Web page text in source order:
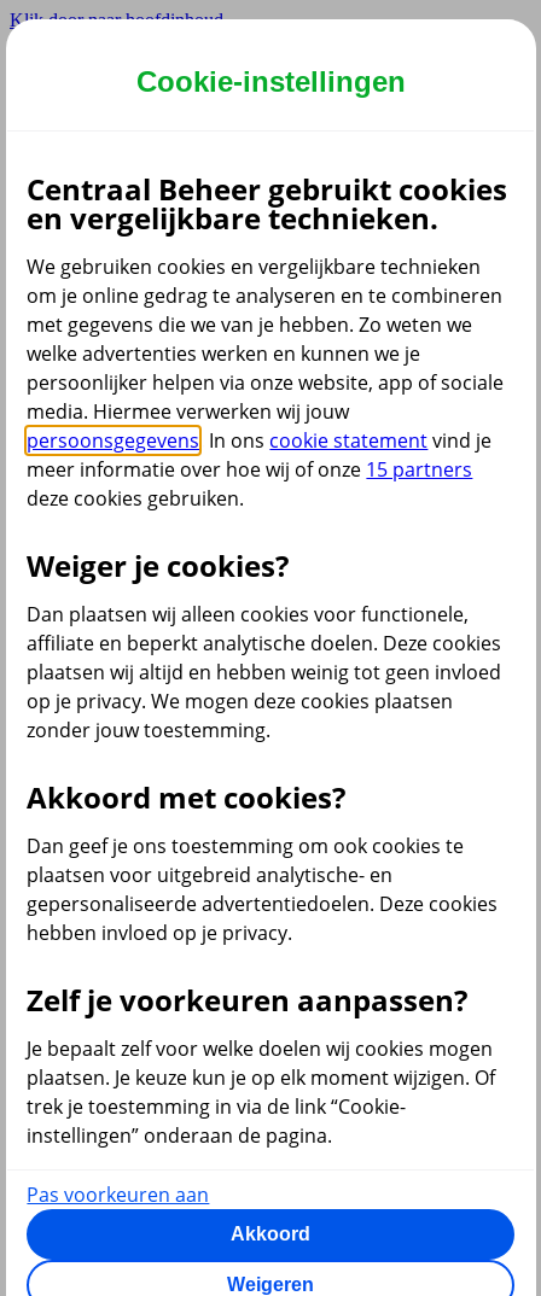
Klik door naar hoofdinhoud
Hoofdmenu navigatie
Adviseur
Partner
Dyslexie lettertype
Aan / Uit
Cookies aanpassen
CoBrowsing
Start
Menu
Producten
Situaties Klantenservice
Sparen
Pensioen en lijfrente
Cookie-instellingen
Centraal Beheer gebruikt cookies
en vergelijkbare technieken.
We gebruiken cookies en vergelijkbare technieken
om je online gedrag te analyseren en te combineren
met gegevens die we van je hebben. Zo weten we
welke advertenties werken en kunnen we je
persoonlijker helpen via onze website, app of sociale
media. Hiermee verwerken wij jouw
persoonsgegevens . In ons cookie statementvind je
meer informatie over hoe wij of onze 15 partners
deze cookies gebruiken.
Weiger je cookies?
Dan plaatsen wij alleen cookies voor functionele,
affiliate en beperkt analytische doelen. Deze cookies
plaatsen wij altijd en hebben weinig tot geen invloed
op je privacy. We mogen deze cookies plaatsen
zonder jouw toestemming.
Akkoord met cookies?
Dan geef je ons toestemming om ook cookies te
plaatsen voor uitgebreid analytische- en
gepersonaliseerde advertentiedoelen. Deze cookies
hebben invloed op je privacy.
Zelf je voorkeuren aanpassen?
Je bepaalt zelf voor welke doelen wij cookies mogen
plaatsen. Je keuze kun je op elk moment wijzigen. Of
trek je toestemming in via de link “Cookie-
instellingen” onderaan de pagina.
Pas voorkeuren aan
Akkoord
Weigeren